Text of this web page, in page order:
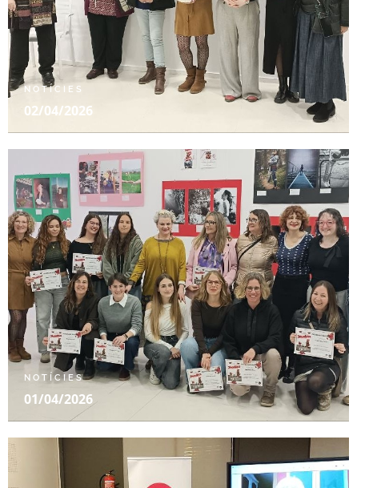
NOTÍCIES
02/04/2026
NOTÍCIES
01/04/2026